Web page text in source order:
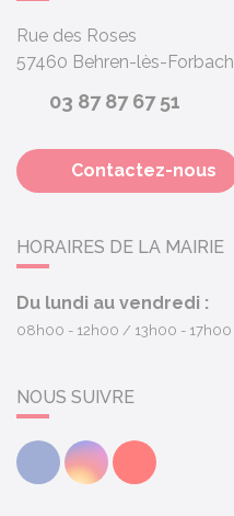
Rue des Roses
57460 Behren-lès-Forbach
03 87 87 67 51
Contactez-nous
HORAIRES DE LA MAIRIE
Du lundi au vendredi :
08h00 - 12h00 13h00 - 17h00
NOUS SUIVRE
FacebookInstagramYoutube